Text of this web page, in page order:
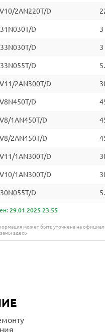
2AN220T/D
D 3
D 3
D
2AN300T/D
D
1AN450T/D
2AN450T/D
1AN300T/D
1AN300T/D
D
29.01.2025 23:55
может быть уточнена на
здесь